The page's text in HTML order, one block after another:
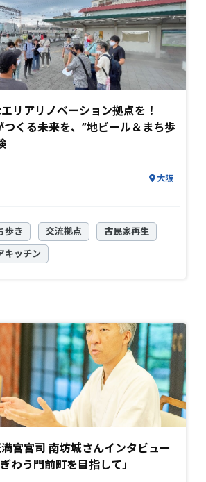
リアリノベーション拠点を！
つくる未来を、”地ビール＆まち歩
大阪
歩き 交流拠点 古民家再生
キッチン
宮宮司 南坊城さんインタビュー
わう門前町を目指して」